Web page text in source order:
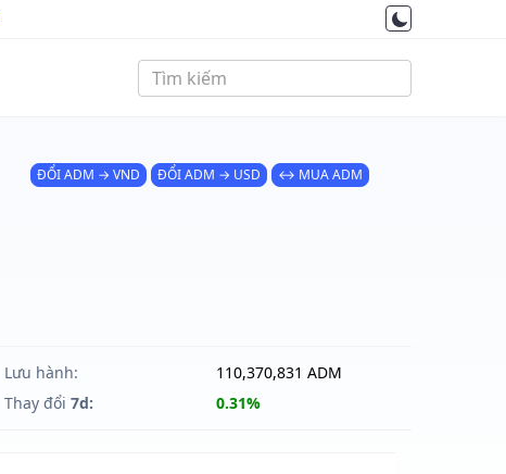
ĐỔI ADM → VND ĐỔI ADM → USD ↔ MUA ADM
Lưu hành:
110,370,831 ADM
Thay đổi 7d: 0.31%